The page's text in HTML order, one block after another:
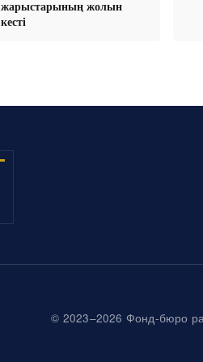
жарыстарының жолын
кесті
© 2023–2026 Фонд-бюро